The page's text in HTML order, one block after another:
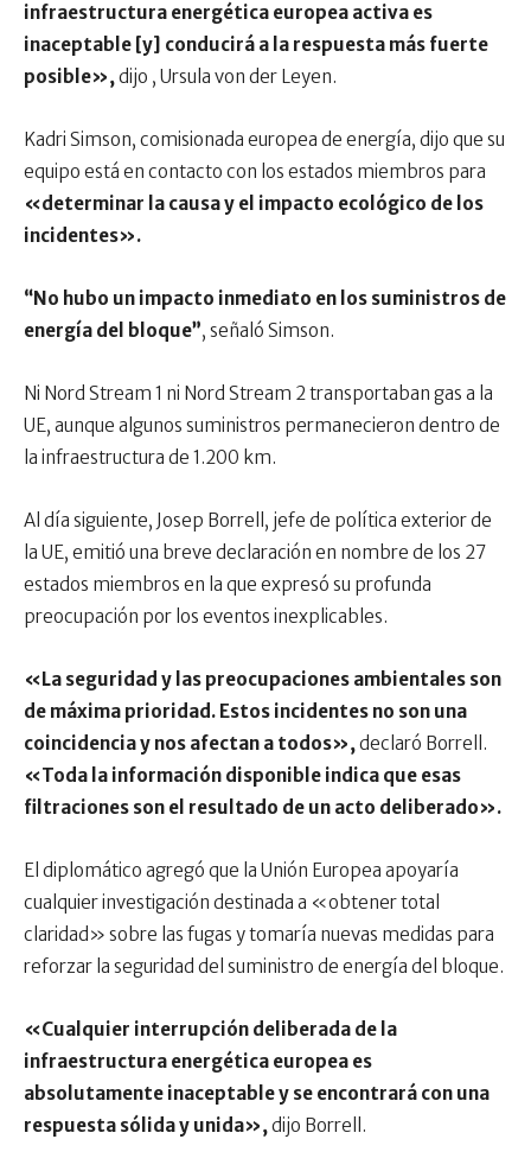
infraestructura energética europea activa es
inaceptable [y] conducirá a la respuesta más fuerte
posible»,dijo , Ursula von der Leyen.
Kadri Simson, comisionada europea de energía, dijo que su
equipo está en contacto con los estados miembros para
«determinar la causa y el impacto ecológico de los
incidentes».
“No hubo un impacto inmediato en los suministros de
energía del bloque”, señaló Simson.
Ni Nord Stream 1 ni Nord Stream 2 transportaban gas a la
UE, aunque algunos suministros permanecieron dentro de
la infraestructura de 1.200 km.
Al día siguiente, Josep Borrell, jefe de política exterior de
la UE, emitió una breve declaración en nombre de los 27
estados miembros en la que expresó su profunda
preocupación por los eventos inexplicables.
«La seguridad y las preocupaciones ambientales son
de máxima prioridad. Estos incidentes no son una
coincidencia y nos afectan a todos»,declaró Borrell.
«Toda la información disponible indica que esas
filtraciones son el resultado de un acto deliberado».
El diplomático agregó que la Unión Europea apoyaría
cualquier investigación destinada a «obtener total
claridad» sobre las fugas y tomaría nuevas medidas para
reforzar la seguridad del suministro de energía del bloque.
«Cualquier interrupción deliberada de la
infraestructura energética europea es
absolutamente inaceptable y se encontrará con una
respuesta sólida y unida»,dijo Borrell.